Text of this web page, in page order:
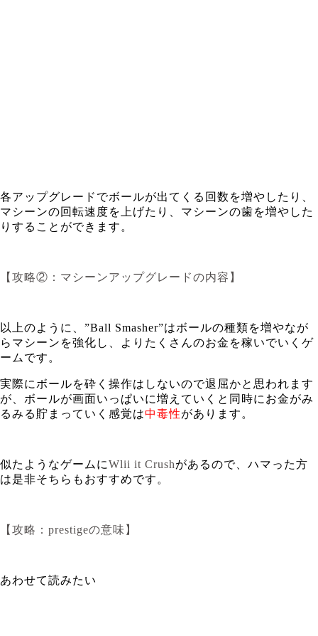
各アップグレードでボールが出てくる回数を増やしたり、
マシーンの回転速度を上げたり、マシーンの歯を増やした
りすることができます。
【攻略②：マシーンアップグレードの内容】
以上のように、”Ball Smasher”はボールの種類を増やなが
らマシーンを強化し、よりたくさんのお金を稼いでいくゲ
ームです。
実際にボールを砕く操作はしないので退屈かと思われます
が、ボールが画面いっぱいに増えていくと同時にお金がみ
るみる貯まっていく感覚は中毒性があります。
似たようなゲームにWlii it Crushがあるので、ハマった方
は是非そちらもおすすめです。
【攻略：prestigeの意味】
あわせて読みたい